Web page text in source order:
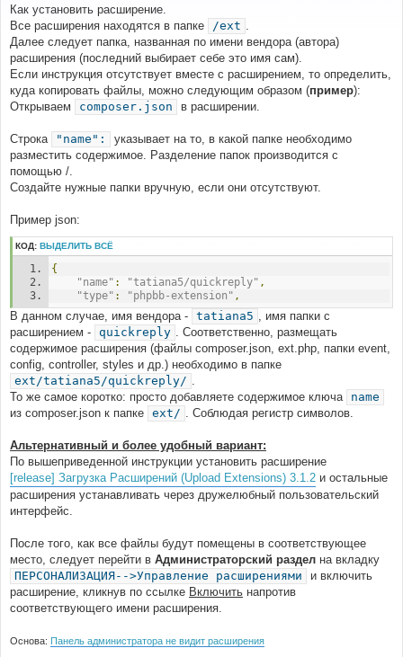
о
б
щ
е
н
и
е
Как установить расширение.
Все расширения находятся в папке
/ext .
Далее следует папка, названная по имени вендора (автора)
расширения (последний выбирает себе это имя сам).
Если инструкция отсутствует вместе с расширением, то определить,
куда копировать файлы, можно следующим образом (пример):
Открываем
composer.json в расширении.
Строка "name":
указывает на то, в какой папке необходимо
разместить содержимое. Разделение папок производится с
помощью /.
Создайте нужные папки вручную, если они отсутствуют.
Пример json:
КОД: ВЫДЕЛИТЬ ВСЁ
{
"name" : "tatiana5/quickreply" ,
"type" : "phpbb-extension" ,
В данном случае, имя вендора - tatiana5 , имя папки с
расширением - quickreply . Соответственно, размещать
содержимое расширения (файлы composer.json, ext.php, папки event,
config, controller, styles и др.) необходимо в папке
ext/tatiana5/quickreply/ .
То же самое коротко: просто добавляете содержимое ключа name
из composer.json к папке ext/ . Соблюдая регистр символов.
Альтернативный и более удобный вариант:
По вышеприведенной инструкции установить расширение
[release] Загрузка Расширений (Upload Extensions) 3.1.2 и остальные
расширения устанавливать через дружелюбный пользовательский
интерфейс.
После того, как все файлы будут помещены в соответствующее
место, следует перейти в Администраторский раздел на вкладку
ПЕРСОНАЛИЗАЦИЯ-->Управление расширениями
и включить
расширение, кликнув по ссылке Включить напротив
соответствующего имени расширения.
Основа: Панель администратора не видит расширения